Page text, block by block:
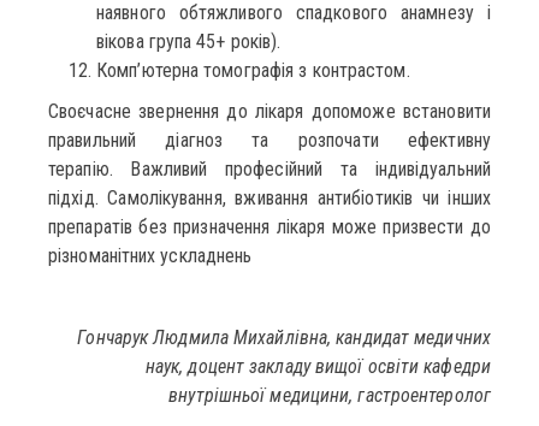
наявного обтяжливого спадкового анамнезу і
вікова група 45+ років).
Комп’ютерна томографія з контрастом.
Своєчасне звернення до лікаря допоможе встановити
правильний діагноз та розпочати ефективну
терапію. Важливий професійний та індивідуальний
підхід. Самолікування, вживання антибіотиків чи інших
препаратів без призначення лікаря може призвести до
різноманітних ускладнень
Гончарук Людмила Михайлівна, кандидат медичних
наук, доцент закладу вищої освіти кафедри
внутрішньої медицини, гастроентеролог